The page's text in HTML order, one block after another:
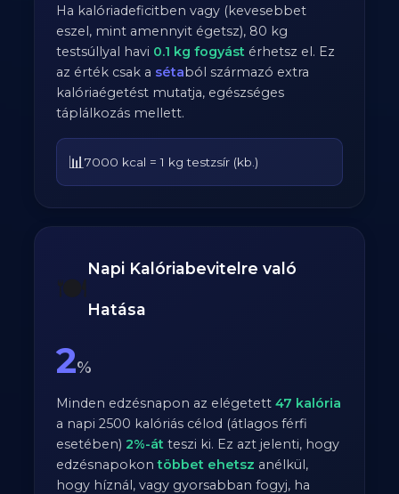
Ha kalóriadeficitben vagy (kevesebbet
eszel, mint amennyit égetsz), 80 kg
testsúllyal havi 0.1 kg fogyást érhetsz el. Ez
az érték csak a sétaból származó extra
kalóriaégetést mutatja, egészséges
táplálkozás mellett.
📊7000 kcal = 1 kg testzsír (kb.)
🍽️
Napi Kalóriabevitelre való
Hatása
2%
Minden edzésnapon az elégetett47 kalória
a napi2500 kalóriás célod (átlagosférfi
esetében)2%-át teszi ki. Ez azt jelenti, hogy
edzésnapokontöbbet ehetsz anélkül,
hogy híznál, vagy gyorsabban fogyj, ha